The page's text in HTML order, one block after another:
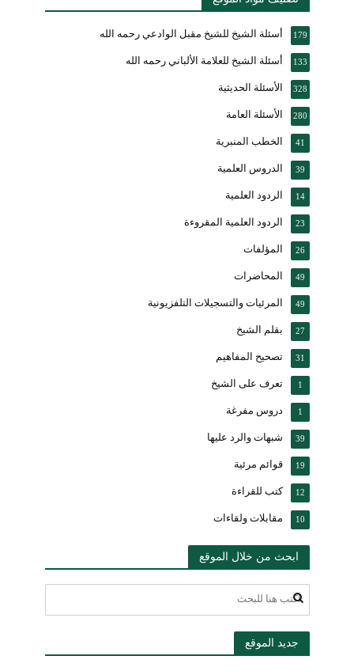
أسئلة الشيخ للشيخ مقبل الوادعي رحمه الله 179
أسئلة الشيخ للعلامة الألباني رحمه الله 133
الأسئلة الحديثية 328
الأسئلة العامة 280
الخطب المنبرية 41
الدروس العلمية 39
الردود العلمية 14
الردود العلمية المقروءة 23
المؤلفات 26
المحاضرات 49
المرئيات والتسجيلات التلفزيونية 49
بقلم الشيخ 27
تصحيح المفاهيم 31
تعرف على الشيخ 1
دروس مفرغة 1
شبهات والرد عليها 39
قوائم مرئية 19
كتب للقراءة 12
مقابلات ولقاءات 10
ابحث من خلال الموقع
جديد الموقع